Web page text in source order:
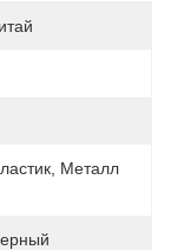
Металл